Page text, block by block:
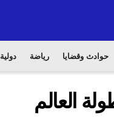
حوادث وقضايا رياضة دولية
العالم